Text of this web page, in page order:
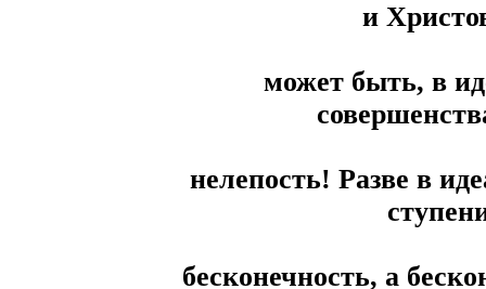
и
может быть, в
нелепость! Разве в
бесконечность, а